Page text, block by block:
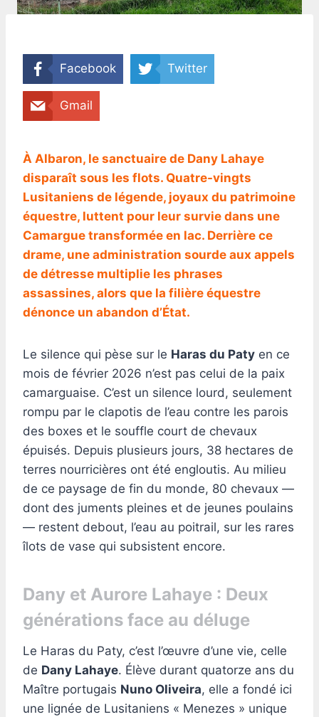
Facebook Twitter
Gmail
À Albaron, le sanctuaire de Dany Lahaye
disparaît sous les flots. Quatre-vingts
Lusitaniens de légende, joyaux du patrimoine
équestre, luttent pour leur survie dans une
Camargue transformée en lac. Derrière ce
drame, une administration sourde aux appels
de détresse multiplie les phrases
assassines, alors que la filière équestre
dénonce un abandon d’État.
Le silence qui pèse sur le Haras du Paty en ce
mois de février 2026 n’est pas celui de la paix
camarguaise. C’est un silence lourd, seulement
rompu par le clapotis de l’eau contre les parois
des boxes et le souffle court de chevaux
épuisés. Depuis plusieurs jours, 38 hectares de
terres nourricières ont été engloutis. Au milieu
de ce paysage de fin du monde, 80 chevaux —
dont des juments pleines et de jeunes poulains
— restent debout, l’eau au poitrail, sur les rares
îlots de vase qui subsistent encore.
Dany et Aurore Lahaye : Deux
générations face au déluge
Le Haras du Paty, c’est l’œuvre d’une vie, celle
de Dany Lahaye. Élève durant quatorze ans du
Maître portugais Nuno Oliveira, elle a fondé ici
une lignée de Lusitaniens « Menezes » unique